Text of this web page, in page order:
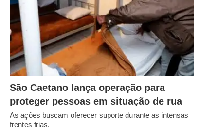
São Caetano lança operação para
proteger pessoas em situação de rua
As ações buscam oferecer suporte durante as intensas
frentes frias.